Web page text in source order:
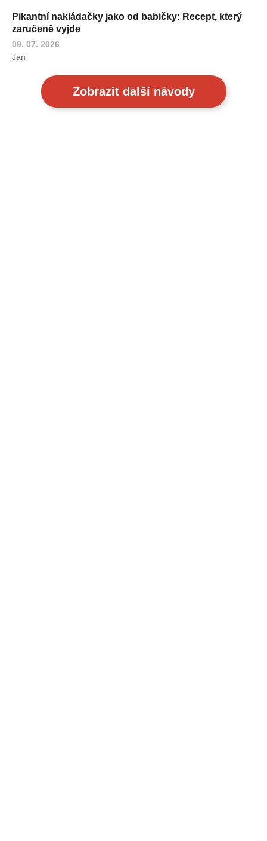
Pikantní nakládačky jako od babičky: Recept, který
zaručeně vyjde
09. 07. 2026
Jan
Zobrazit další návody